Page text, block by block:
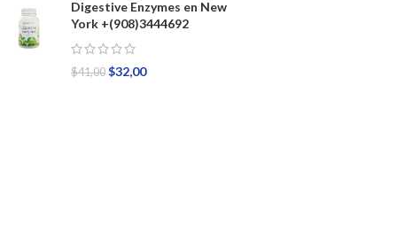
Digestive Enzymes en New
York +(908)3444692
$41,00 $32,00